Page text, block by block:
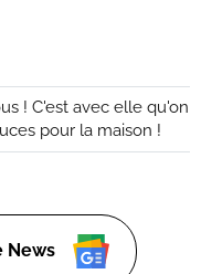
! C'est avec elle qu'on
pour la maison !
News